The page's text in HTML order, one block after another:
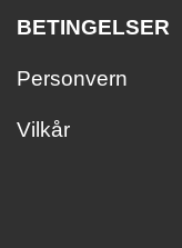
BETINGELSER
Personvern
Vilkår